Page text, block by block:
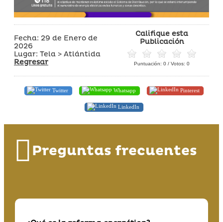
Fecha: 29 de Enero de
2026
Lugar: Tela > Atlántida
Regresar
Califique esta
Publicación
Puntuación: 0 / Votos: 0
Twitter Whatsapp Pinterest
LinkedIn
Preguntas frecuentes